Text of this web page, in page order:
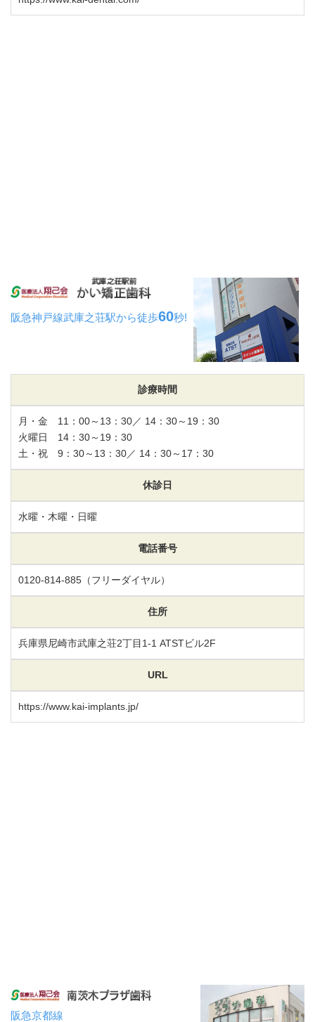
阪急神戸線武庫之荘駅から徒歩60秒!
診療時間
月・金 11：00～13：30／ 14：30～19：30
火曜日 14：30～19：30
土・祝 9：30～13：30／ 14：30～17：30
休診日
水曜・木曜・日曜
電話番号
0120-814-885 （フリーダイヤル）
住所
兵庫県尼崎市武庫之荘2丁目1-1 ATSTビル2F
URL
https://www.kai-implants.jp/
阪急京都線